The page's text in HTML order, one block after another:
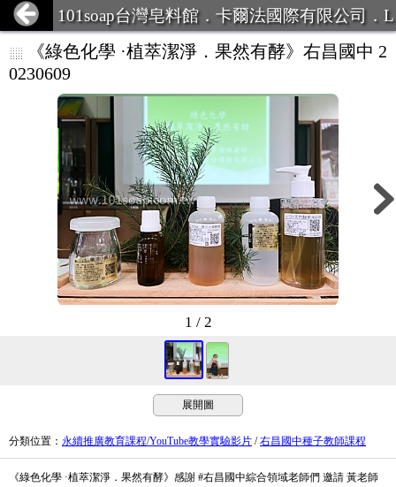
101soap台灣皂料館．卡爾法國際有限公司．L
INE ID:101Soap 客服專線:07-387
《綠色化學 ·植萃潔淨．果然有酵》右昌國中 2
0230609
1 / 2
展開圖
分類位置 ： 永續推廣教育課程/YouTube教學實驗影片 /右昌國中種子教師課程
《綠色化學 ·植萃潔淨．果然有酵》感謝 #右昌國中綜合領域老師們 邀請 黃老師